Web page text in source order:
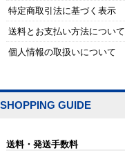
特定商取引法に基づく表示
送料とお支払い方法について
個人情報の取扱いについて
SHOPPING GUIDE
送料・発送手数料